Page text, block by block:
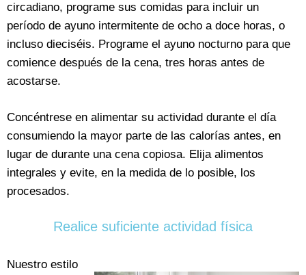
circadiano, programe sus comidas para incluir un
período de ayuno intermitente de ocho a doce horas, o
incluso dieciséis. Programe el ayuno nocturno para que
comience después de la cena, tres horas antes de
acostarse.
Concéntrese en alimentar su actividad durante el día
consumiendo la mayor parte de las calorías antes, en
lugar de durante una cena copiosa. Elija alimentos
integrales y evite, en la medida de lo posible, los
procesados.
Realice suficiente actividad física
Nuestro estilo